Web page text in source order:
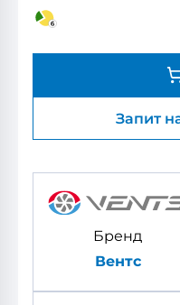
Запит
Бренд
Вентс